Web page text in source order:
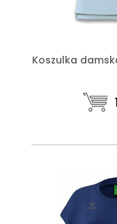
Koszulka